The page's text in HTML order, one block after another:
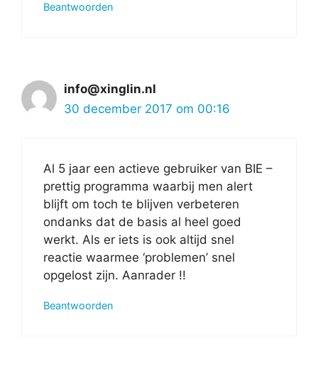
Beantwoorden
info@xinglin.nl
30 december 2017 om 00:16
Al 5 jaar een actieve gebruiker van BIE –
prettig programma waarbij men alert
blijft om toch te blijven verbeteren
ondanks dat de basis al heel goed
werkt. Als er iets is ook altijd snel
reactie waarmee ‘problemen’ snel
opgelost zijn. Aanrader !!
Beantwoorden